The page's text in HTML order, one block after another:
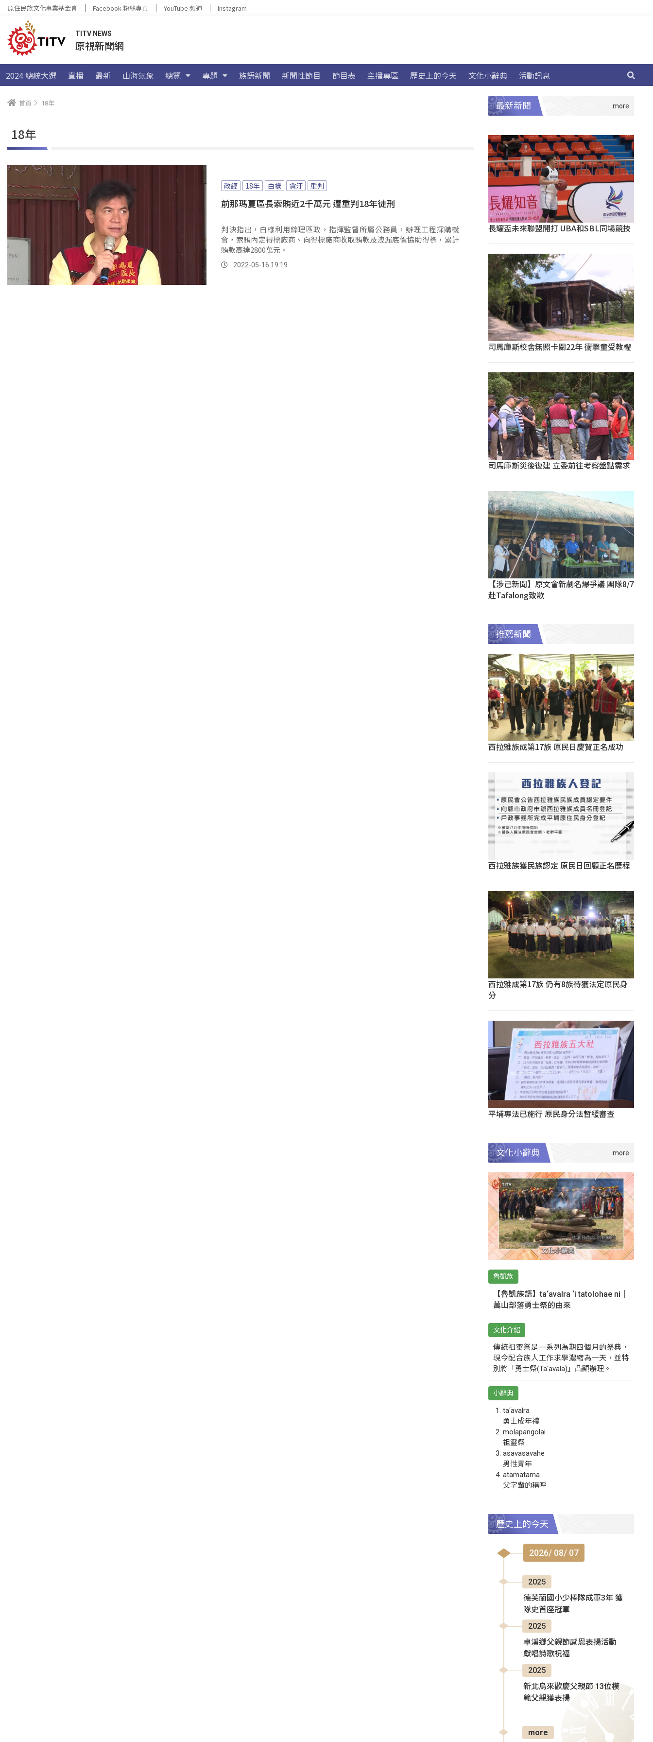
原住民族文化事業基金會 Facebook 粉絲專頁 YouTube 頻道 Instagram
TITV NEWS
原視新聞網
2024 總統大選 直播 最新 山海氣象 總覽 專題 族語新聞 新聞性節目 節目表 主播專區 歷史上的今天 文化小辭典 活動訊息
首頁 18年
18年
政經 18年 白樣 貪汙 重判
前那瑪夏區長索賄近2千萬元 遭重判18年徒刑
判決指出，白樣利用綜理區政，指揮監督所屬公務員，辦理工程採購機
會，索賄內定得標廠商、向得標廠商收取賄款及洩漏底價協助得標，累計
賄款高達2800萬元。
2022-05-16 19:19
最新新聞
長耀盃未來聯盟開打 UBA和SBL同場競技
司馬庫斯校舍無照卡關22年 衝擊童受教權
司馬庫斯災後復建 立委前往考察盤點需求
【涉己新聞】原文會新劇名爆爭議 團隊8/7
赴Tafalong致歉
推薦新聞
西拉雅族成第17族 原民日慶賀正名成功
西拉雅族獲民族認定 原民日回顧正名歷程
西拉雅成第17族 仍有8族待獲法定原民身
分
平埔專法已施行 原民身分法暫緩審查
文化小辭典
魯凱族
【魯凱族語】ta‘avalra ‘i tatolohae ni｜
萬山部落勇士祭的由來
文化介紹
傳統祖靈祭是一系列為期四個月的祭典，
現今配合族人工作求學濃縮為一天，並特
別將「勇士祭(Ta‘avala)」凸顯辦理。
小辭典
ta‘avalra
勇士成年禮
molapangolai
祖靈祭
asavasavahe
男性青年
atamatama
父字輩的稱呼
歷史上的今天
2026/ 08/ 07
2025
德芙蘭國小少棒隊成軍3年 獲
隊史首座冠軍
2025
卓溪鄉父親節感恩表揚活動
獻唱詩歌祝福
2025
新北烏來歡慶父親節 13位模
範父親獲表揚
more